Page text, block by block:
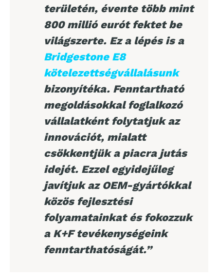
területén, évente több mint
800 millió eurót fektet be
világszerte. Ez a lépés is a
Bridgestone E8
kötelezettségvállalásunk
bizonyítéka. Fenntartható
megoldásokkal foglalkozó
vállalatként folytatjuk az
innovációt, mialatt
csökkentjük a piacra jutás
idejét. Ezzel egyidejűleg
javítjuk az OEM-gyártókkal
közös fejlesztési
folyamatainkat és fokozzuk
a K+F tevékenységeink
fenntarthatóságát.”